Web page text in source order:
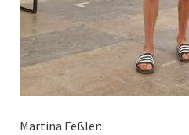
Martina Feßler: